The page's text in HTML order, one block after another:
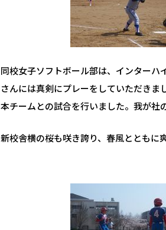
同校女子ソフトボール部は、インター
さんには真剣にプレーをしていただき
本チームとの試合を行いました。我が社
新校舎横の桜も咲き誇り、春風とともに